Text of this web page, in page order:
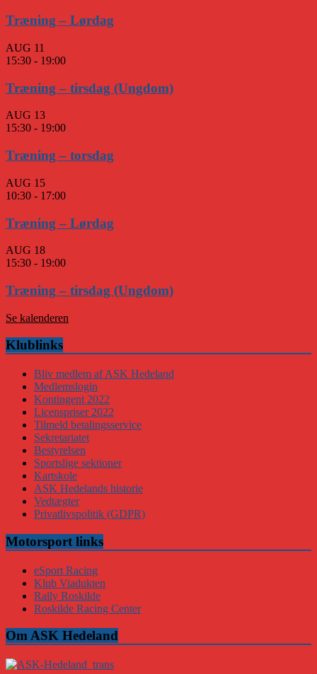
Træning – Lørdag
AUG 11
15:30 - 19:00
Træning – tirsdag (Ungdom)
AUG 13
15:30 - 19:00
Træning – torsdag
AUG 15
10:30 - 17:00
Træning – Lørdag
AUG 18
15:30 - 19:00
Træning – tirsdag (Ungdom)
Se kalenderen
Klublinks
Bliv medlem af ASK Hedeland
Medlemslogin
Kontingent 2022
Licenspriser 2022
Tilmeld betalingsservice
Sekretariatet
Bestyrelsen
Sportslige sektioner
Kartskole
ASK Hedelands historie
Vedtægter
Privatlivspolitik (GDPR)
Motorsport links
eSport Racing
Klub Viadukten
Rally Roskilde
Roskilde Racing Center
Om ASK Hedeland